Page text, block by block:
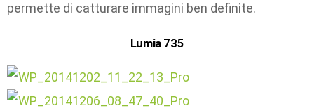
permette di catturare immagini ben definite.
Lumia 735